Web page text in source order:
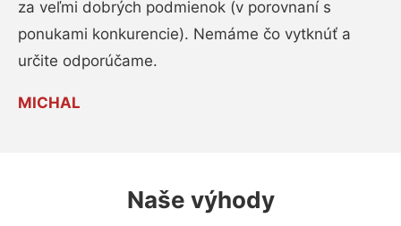
za veľmi dobrých podmienok (v porovnaní s
ponukami konkurencie). Nemáme čo vytknúť a
určite odporúčame.
MICHAL
Naše výhody